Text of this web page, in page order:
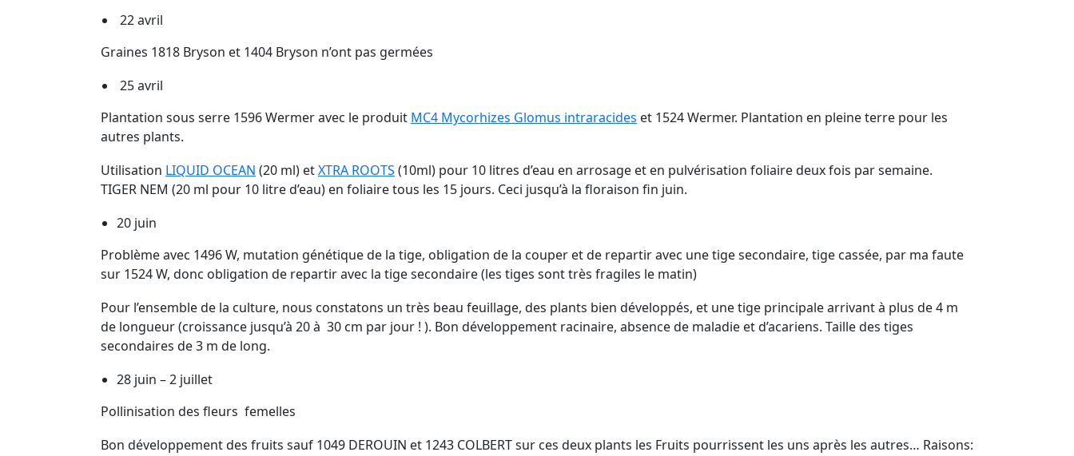
22 avril
Graines 1818 Bryson et 1404 Bryson n’ont pas germées
25 avril
Plantation sous serre 1596 Wermer avec le produit MC4 Mycorhizes Glomus intraracides et 1524 Wermer. Plantation en pleine terre pour les
autres plants.
Utilisation LIQUID OCEAN (20 ml) etXTRA ROOTS (10ml) pour 10 litres d’eau en arrosage et en pulvérisation foliaire deux fois par semaine.
TIGER NEM (20 ml pour 10 litre d’eau) en foliaire tous les 15 jours. Ceci jusqu’à la floraison fin juin.
20 juin
Problème avec 1496 W, mutation génétique de la tige, obligation de la couper et de repartir avec une tige secondaire, tige cassée, par ma faute
sur 1524 W, donc obligation de repartir avec la tige secondaire (les tiges sont très fragiles le matin)
Pour l’ensemble de la culture, nous constatons un très beau feuillage, des plants bien développés, et une tige principale arrivant à plus de 4 m
de longueur (croissance jusqu’à 20 à 30 cm par jour ! ). Bon développement racinaire, absence de maladie et d’acariens. Taille des tiges
secondaires de 3 m de long.
28 juin – 2 juillet
Pollinisation des fleurs femelles
Bon développement des fruits sauf 1049 DEROUIN et 1243 COLBERT sur ces deux plants les Fruits pourrissent les uns après les autres… Raisons: